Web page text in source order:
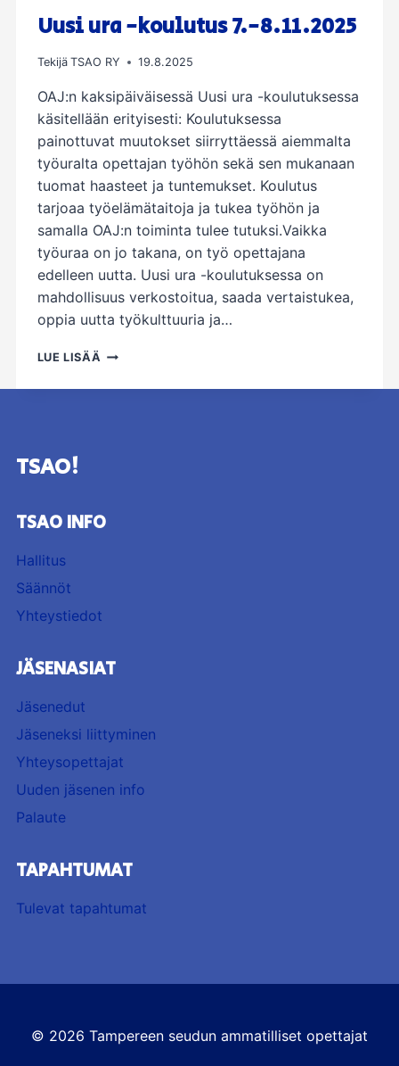
Uusi ura -koulutus 7.-8.11.2025
Tekijä TSAO RY 19.8.2025
OAJ:n kaksipäiväisessä Uusi ura -koulutuksessa
käsitellään erityisesti: Koulutuksessa
painottuvat muutokset siirryttäessä aiemmalta
työuralta opettajan työhön sekä sen mukanaan
tuomat haasteet ja tuntemukset. Koulutus
tarjoaa työelämätaitoja ja tukea työhön ja
samalla OAJ:n toiminta tulee tutuksi.Vaikka
työuraa on jo takana, on työ opettajana
edelleen uutta. Uusi ura -koulutuksessa on
mahdollisuus verkostoitua, saada vertaistukea,
oppia uutta työkulttuuria ja…
LUE LISÄÄ UUSI
-
TSAO!
TSAO INFO
Hallitus
Säännöt
Yhteystiedot
JÄSENASIAT
Jäsenedut
Jäseneksi liittyminen
Yhteysopettajat
Uuden jäsenen info
Palaute
TAPAHTUMAT
Tulevat tapahtumat
© 2026 Tampereen seudun ammatilliset opettajat